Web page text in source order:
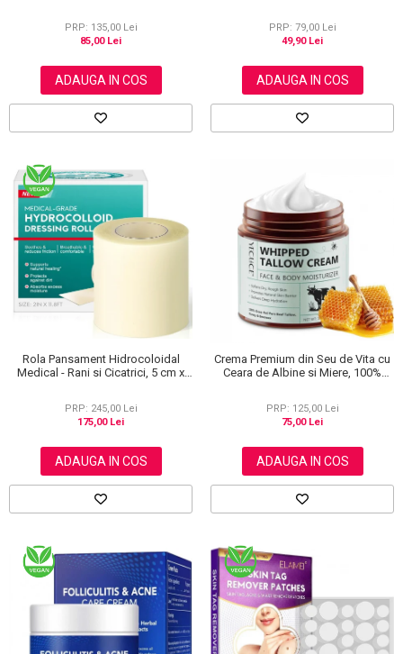
PRP: 135,00 Lei
85,00 Lei
ADAUGA IN COS
PRP: 79,00 Lei
49,90 Lei
ADAUGA IN COS
Rola Pansament Hidrocoloidal
Medical - Rani si Cicatrici, 5 cm x
PRP: 245,00 Lei
175,00 Lei
ADAUGA IN COS
Crema Premium din Seu de Vita cu
Ceara de Albine si Miere, 100%
PRP: 125,00 Lei
75,00 Lei
ADAUGA IN COS